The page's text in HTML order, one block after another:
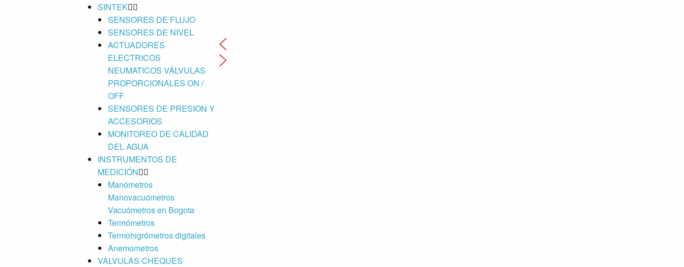
SINTEK
SENSORES DE FLUJO
SENSORES DE NIVEL
ACTUADORES
ELECTRICOS
NEUMATICOS VÁLVULAS
PROPORCIONALES ON /
OFF
SENSORES DE PRESION Y
ACCESORIOS
MONITOREO DE CALIDAD
DEL AGUA
INSTRUMENTOS DE
MEDICIÓN
Manómetros
Manovacuómetros
Vacuómetros en Bogota
Termómetros
Termohigrómetros digitales
Anemometros
VALVULAS CHEQUES